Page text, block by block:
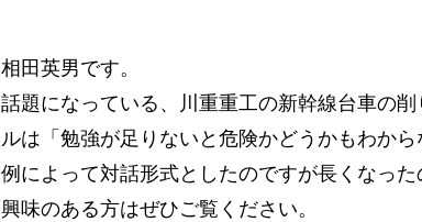
相田英男です。
話題になっている、川重重工の新幹線台車の
ルは「勉強が足りないと危険かどうかもわから
例によって対話形式としたのですが長くなった
興味のある方はぜひご覧ください。